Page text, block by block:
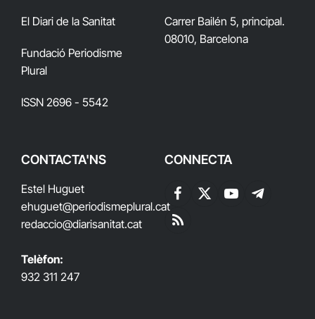
El Diari de la Sanitat
Fundació Periodisme
Plural
ISSN 2696 - 5542
Carrer Bailén 5, principal.
08010, Barcelona
CONTACTA'NS
Estel Huguet
ehuguet@periodismeplural.cat
redaccio@diarisanitat.cat
Telèfon:
932 311 247
CONNECTA
Facebook
X
YouTubeTelegram
RSS